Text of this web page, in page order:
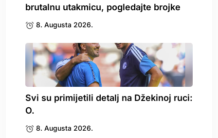
brutalnu utakmicu, pogledajte brojke
8. Augusta 2026.
Svi su primijetili detalj na Džekinoj ruci:
O.
8. Augusta 2026.